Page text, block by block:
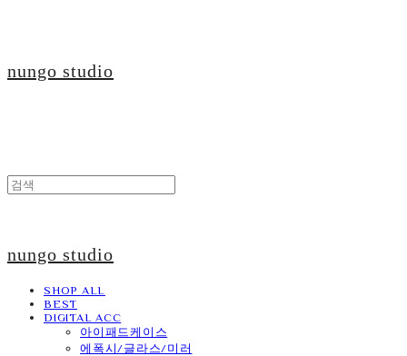
nungo studio
nungo studio
SHOP ALL
BEST
DIGITAL ACC
아이패드케이스
에폭시/글라스/미러